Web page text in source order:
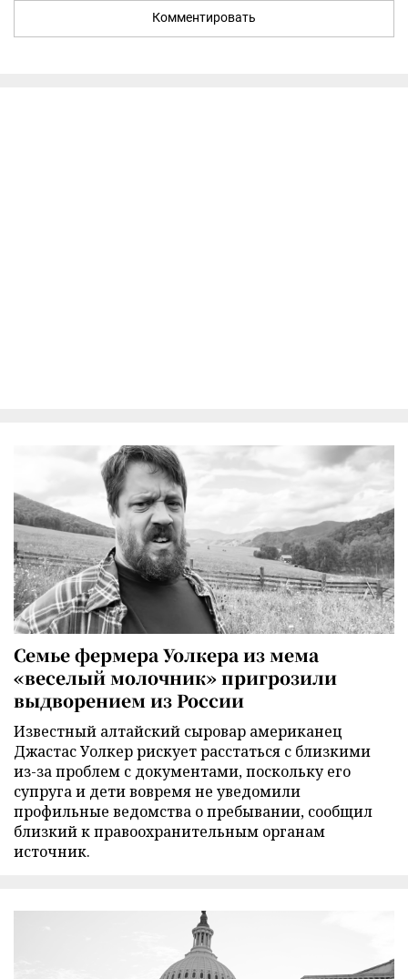
Комментировать
Семье фермера Уолкера из мема
«веселый молочник» пригрозили
выдворением из России
Известный алтайский сыровар американец
Джастас Уолкер рискует расстаться с близкими
из-за проблем с документами, поскольку его
супруга и дети вовремя не уведомили
профильные ведомства о пребывании, сообщил
близкий к правоохранительным органам
источник.